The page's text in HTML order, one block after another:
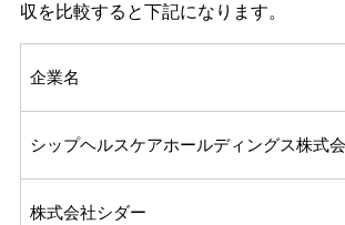
収を比較すると下記になります。
企業名
シップヘルスケアホールディングス株式
株式会社シダー